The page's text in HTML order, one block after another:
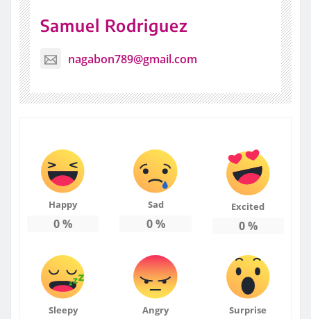
Samuel Rodriguez
nagabon789@gmail.com
Happy
0%
Sad
0%
Excited
0%
Sleepy Angry Surprise